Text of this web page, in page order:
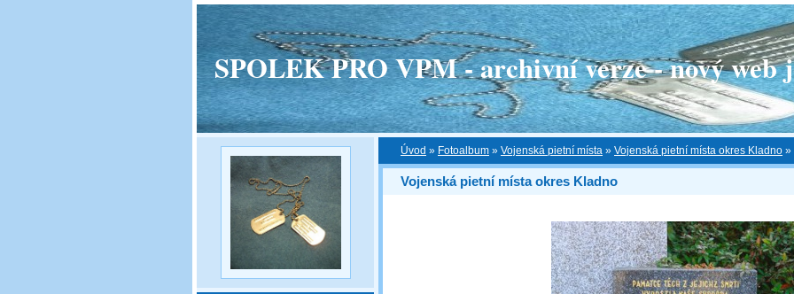
SPOLEK PRO VPM - archivní verze - nový web
Úvod » Fotoalbum » Vojenská pietní místa » Vojenská pietní místa okres Kladno »
Vojenská pietní místa okres Kladno